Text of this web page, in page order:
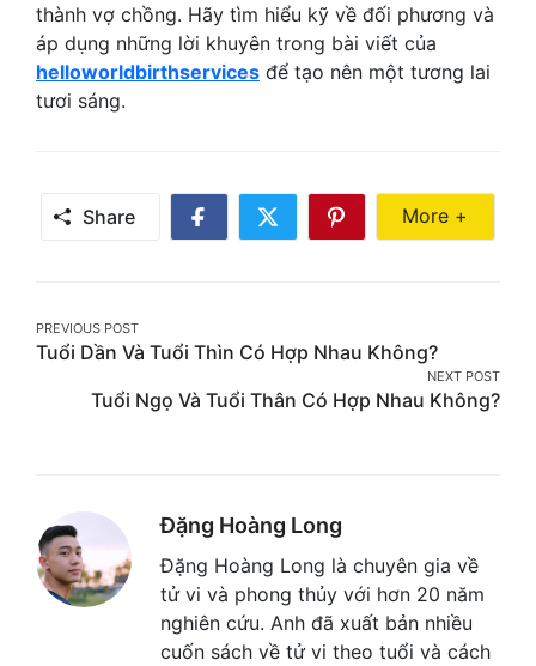
thành vợ chồng. Hãy tìm hiểu kỹ về đối phương và
áp dụng những lời khuyên trong bài viết của
helloworldbirthservices để tạo nên một tương lai
tươi sáng.
Share
Share
Share
Share
More +
Post
navigation
PREVIOUS POST
Tuổi Dần Và Tuổi Thìn Có Hợp Nhau Không?
NEXT POST
Tuổi Ngọ Và Tuổi Thân Có Hợp Nhau Không?
Đặng Hoàng Long
Đặng Hoàng Long là chuyên gia về
tử vi và phong thủy với hơn 20 năm
nghiên cứu. Anh đã xuất bản nhiều
cuốn sách về tử vi theo tuổi và cách